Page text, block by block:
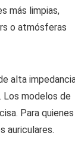
más limpias,
o atmósferas
alta
Los modelos de
Para quienes
auriculares.